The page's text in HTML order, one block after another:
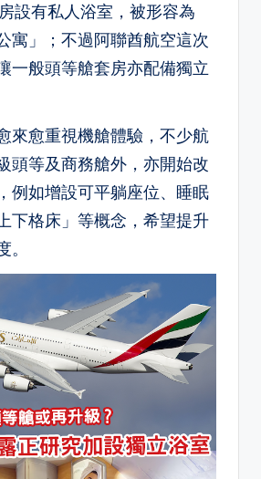
設有私人浴室，被形容為
寓」；不過阿聯酋航空這次
一般頭等艙套房亦配備獨立
來愈重視機艙體驗，不少航
頭等及商務艙外，亦開始改
例如增設可平躺座位、睡眠
下格床」等概念，希望提升